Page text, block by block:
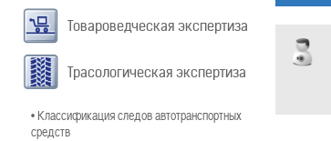
Товароведческая экспертиза
Трасологическая экспертиза
• Классификация следов автотранспортных
средств